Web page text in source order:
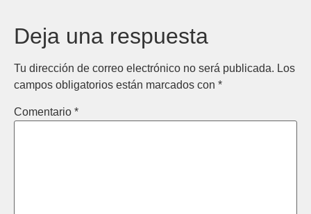
Deja una respuesta
Tu dirección de correo electrónico no será publicada. Los
campos obligatorios están marcados con *
Comentario *